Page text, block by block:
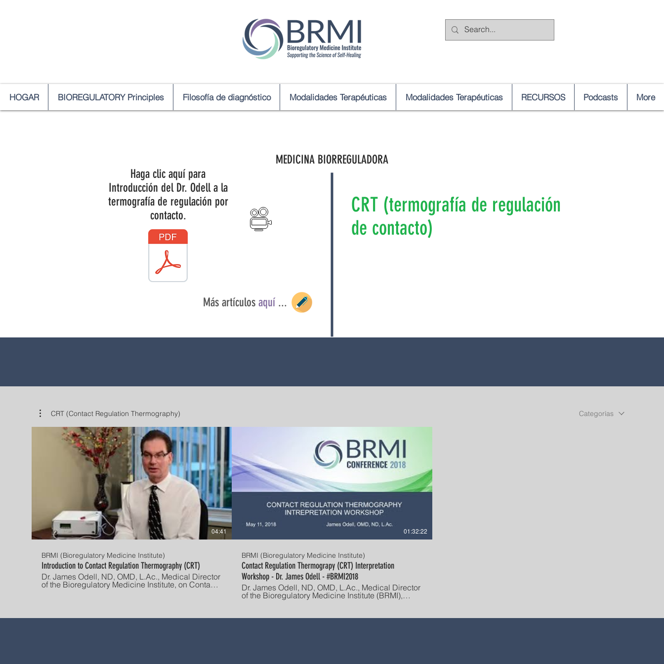
HOGAR BIOREGULATORY Principles Filosofía de diagnóstico Modalidades Terapéuticas Modalidades Terapéuticas RECURSOS Podcasts More
Haga clic aquí para
Introducción del Dr. Odell a la
termografía de regulación por
contacto.
Más artículos aquí...
CRT (termografía de regulación
de contacto)
MEDICINA BIORREGULADORA
CRT (Contact Regulation Thermography) Categorías
04:41
BRMI (Bioregulatory Medicine Institute)
Introduction to Contact Regulation Thermography (CRT)
Dr. James Odell, ND, OMD, L.Ac., Medical Director
of the Bioregulatory Medicine Institute, on Contact
Regulation Thermography (CRT) For more on
01:32:22
BRMI (Bioregulatory Medicine Institute)
Contact Regulation Thermograpy (CRT) Interpretation
Workshop - Dr. James Odell - #BRMI2018
Dr. James Odell, ND, OMD, L.Ac., Medical Director
of the Bioregulatory Medicine Institute (BRMI),
leads a workshop at #BRMI2018 on Contact
functional diagnostic.